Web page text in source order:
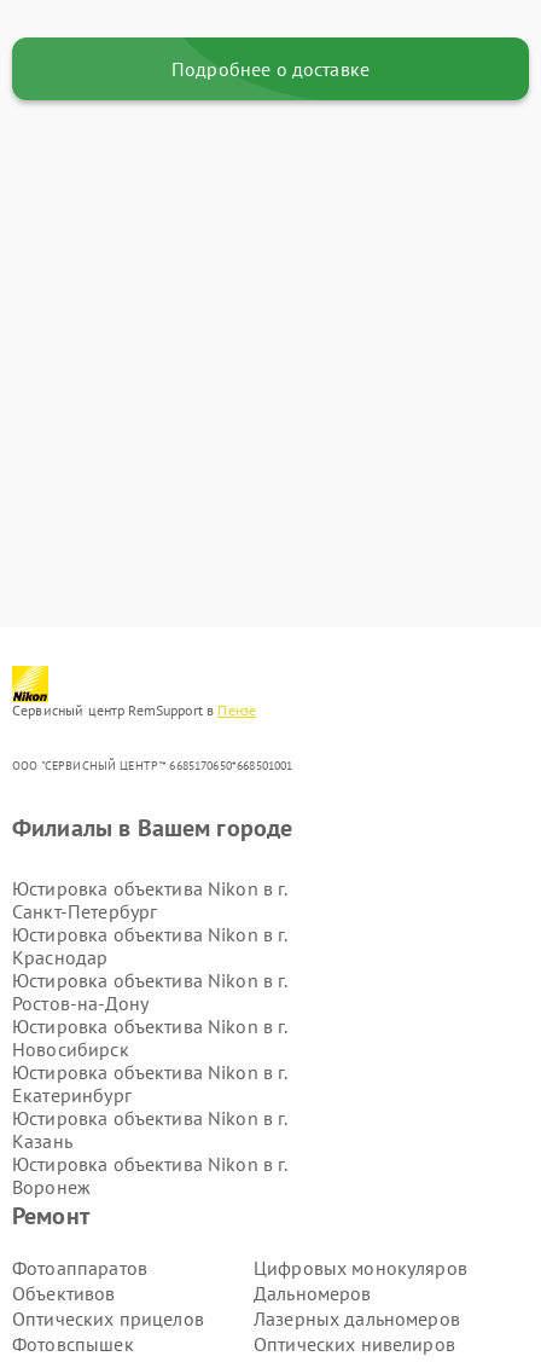
Подробнее о доставке
Сервисный центр RemSupport в Пензе
ООО "СЕРВИСНЫЙ ЦЕНТР"* 6685170650*668501001
Ремонт
Фотоаппаратов
Объективов
Оптических прицелов
Фотовспышек
Цифровых монокуляров
Дальномеров
Лазерных дальномеров
Оптических нивелиров
Филиалы в Вашем городе
Юстировка объектива Nikon в г.
Санкт-Петербург
Юстировка объектива Nikon в г.
Краснодар
Юстировка объектива Nikon в г.
Ростов-на-Дону
Юстировка объектива Nikon в г.
Новосибирск
Юстировка объектива Nikon в г.
Екатеринбург
Юстировка объектива Nikon в г.
Казань
Юстировка объектива Nikon в г.
Воронеж
Юстировка объектива Nikon в г.
Юстировка объектива Nikon в г.
Самара
Юстировка объектива Nikon в г.
Пермь
Юстировка объектива Nikon в г.